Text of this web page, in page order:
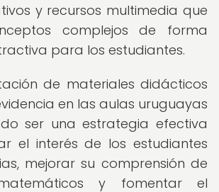
y recursos multimedia que
complejos de forma
para los estudiantes.
de materiales didácticos
en las aulas uruguayas
ser una estrategia efectiva
el interés de los estudiantes
mejorar su comprensión de
y fomentar el